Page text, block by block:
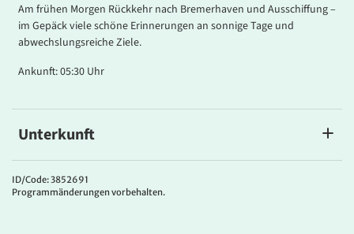
Am frühen Morgen Rückkehr nach Bremerhaven und Ausschiffung –
im Gepäck viele schöne Erinnerungen an sonnige Tage und
abwechslungsreiche Ziele.
Ankunft: 05:30 Uhr
Unterkunft
Mein Schiff 3
Die Mein Schiff 3 überzeugt durch modernes Design, stilvolles
Interieur und einzigartige Möglichkeiten, um eine Kreuzfahrt so
ID/Code: 3852691
Programmänderungen vorbehalten.